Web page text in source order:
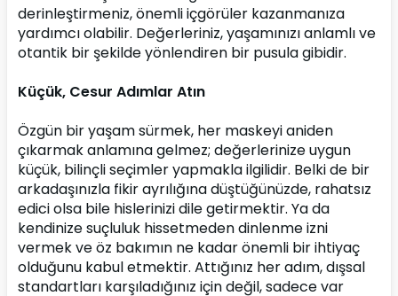
derinleştirmeniz, önemli içgörüler kazanmanıza
yardımcı olabilir. Değerleriniz, yaşamınızı anlamlı ve
otantik bir şekilde yönlendiren bir pusula gibidir.
Küçük, Cesur Adımlar Atın
Özgün bir yaşam sürmek, her maskeyi aniden
çıkarmak anlamına gelmez; değerlerinize uygun
küçük, bilinçli seçimler yapmakla ilgilidir. Belki de bir
arkadaşınızla fikir ayrılığına düştüğünüzde, rahatsız
edici olsa bile hislerinizi dile getirmektir. Ya da
kendinize suçluluk hissetmeden dinlenme izni
vermek ve öz bakımın ne kadar önemli bir ihtiyaç
olduğunu kabul etmektir. Attığınız her adım, dışsal
standartları karşıladığınız için değil, sadece var